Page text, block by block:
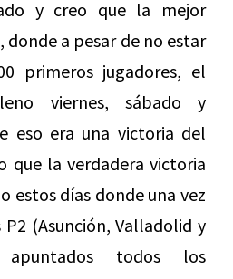
y creo que la mejor
donde a pesar de no estar
primeros jugadores, el
viernes, sábado y
eso era una victoria del
que la verdadera victoria
estos días donde una vez
(Asunción, Valladolid y
apuntados todos los